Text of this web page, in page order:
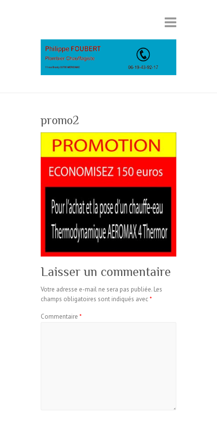
promo2
Laisser un commentaire
Votre adresse e-mail ne sera pas publiée. Les
champs obligatoires sont indiqués avec*
Commentaire *